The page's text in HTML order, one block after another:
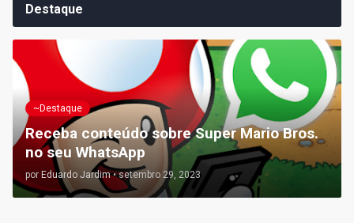
Destaque
~Destaque
Receba conteúdo sobre Super Mario Bros.
no seu WhatsApp
por Eduardo Jardim • setembro 29, 2023